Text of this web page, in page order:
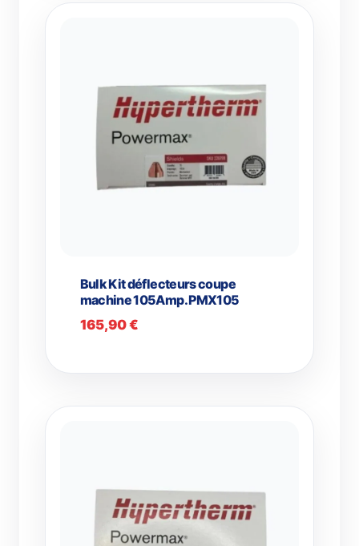
Bulk Kit déflecteurs coupe
machine 105Amp. PMX105
165,90€